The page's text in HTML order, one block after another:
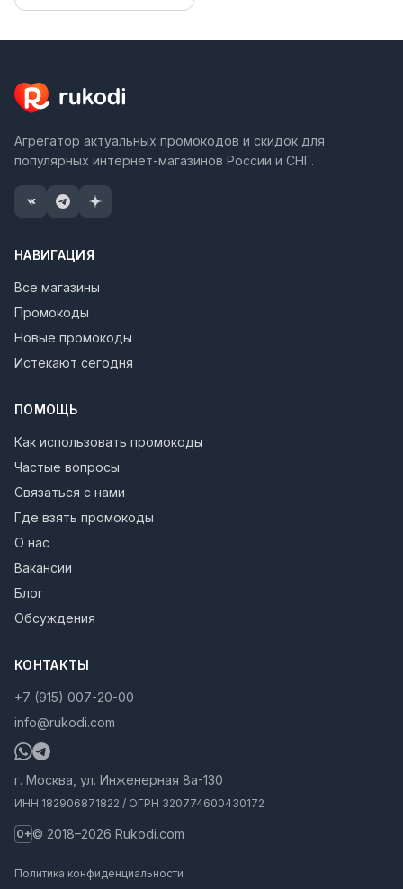
Агрегатор актуальных промокодов и скидок для
популярных интернет-магазинов России и СНГ.
НАВИГАЦИЯ
Все магазины
Промокоды
Новые промокоды
Истекают сегодня
ПОМОЩЬ
Как использовать промокоды
Частые вопросы
Связаться с нами
Где взять промокоды
О нас
Вакансии
Блог
Обсуждения
КОНТАКТЫ
+7 (915) 007-20-00
info@rukodi.com
г. Москва, ул. Инженерная 8а-130
ИНН 182906871822 / ОГРН 320774600430172
0+© 2018–2026 Rukodi.com
Политика конфиденциальности